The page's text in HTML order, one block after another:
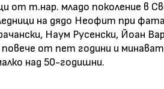
от т.нар. младо поколение в
на дядо Неофит при
Наум Русенски, Йоан
повече от пет години и
над 50-годишни.